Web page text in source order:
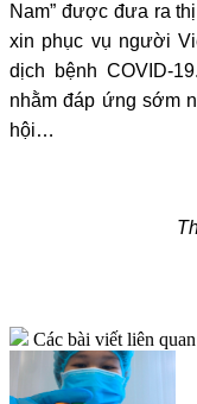
Nam” được đưa ra
xin phục vụ người
dịch bệnh COVID-
nhằm đáp ứng sớm
hội…
Các bài viết liên quan